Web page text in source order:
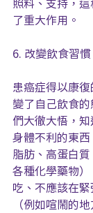
了重大作用。
6. 改變飲食習慣
患癌症得以康
變了自己飲食
們大徹大悟，
身體不利的東
脂肪、高蛋白
各種化學藥物
吃、不應該在
（例如喧鬧的